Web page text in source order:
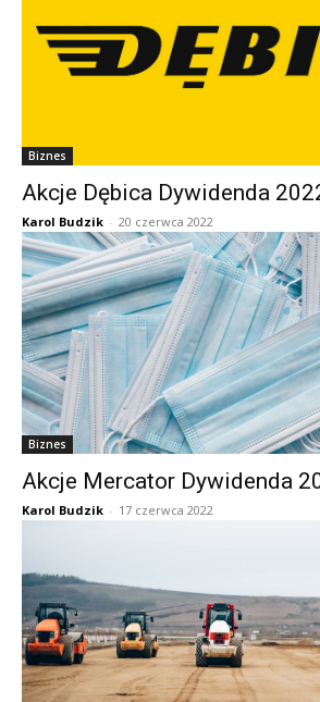
Biznes
Akcje Dębica Dywidenda
Karol Budzik - 20 czerwca 2022
Biznes
Akcje Mercator Dywidenda
Karol Budzik - 17 czerwca 2022